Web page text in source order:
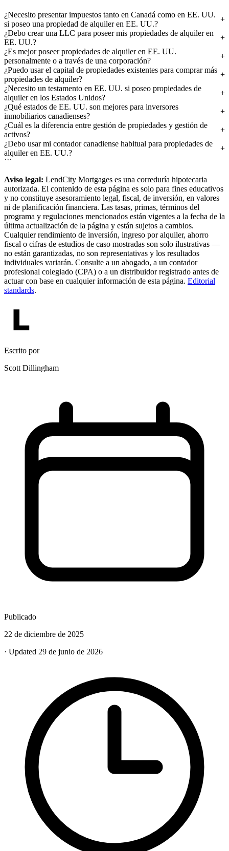
¿Necesito presentar impuestos tanto en Canadá como en EE. UU.
si poseo una propiedad de alquiler en EE. UU.?
¿Debo crear una LLC para poseer mis propiedades de alquiler en
EE. UU.?
¿Es mejor poseer propiedades de alquiler en EE. UU.
personalmente o a través de una corporación?
¿Puedo usar el capital de propiedades existentes para comprar más
propiedades de alquiler?
¿Necesito un testamento en EE. UU. si poseo propiedades de
alquiler en los Estados Unidos?
¿Qué estados de EE. UU. son mejores para inversores
inmobiliarios canadienses?
¿Cuál es la diferencia entre gestión de propiedades y gestión de
activos?
¿Debo usar mi contador canadiense habitual para propiedades de
alquiler en EE. UU.?
```
Aviso legal: LendCity Mortgages es una correduría hipotecaria
autorizada. El contenido de esta página es solo para fines educativos
y no constituye asesoramiento legal, fiscal, de inversión, en valores
ni de planificación financiera. Las tasas, primas, términos del
programa y regulaciones mencionados están vigentes a la fecha de la
última actualización de la página y están sujetos a cambios.
Cualquier rendimiento de inversión, ingreso por alquiler, ahorro
fiscal o cifras de estudios de caso mostradas son solo ilustrativas —
no están garantizadas, no son representativas y los resultados
individuales variarán. Consulte a un abogado, a un contador
profesional colegiado (CPA) o a un distribuidor registrado antes de
actuar con base en cualquier información de esta página. Editorial
standards.
Escrito por
Scott Dillingham
Publicado
22 de diciembre de 2025
· Updated 29 de junio de 2026